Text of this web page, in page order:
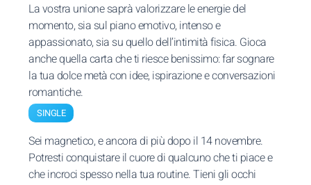
La vostra unione saprà valorizzare le energie del
momento, sia sul piano emotivo, intenso e
appassionato, sia su quello dell’intimità fisica. Gioca
anche quella carta che ti riesce benissimo: far sognare
la tua dolce metà con idee, ispirazione e conversazioni
romantiche.
SINGLE
Sei magnetico, e ancora di più dopo il 14 novembre.
Potresti conquistare il cuore di qualcuno che ti piace e
che incroci spesso nella tua routine. Tieni gli occhi